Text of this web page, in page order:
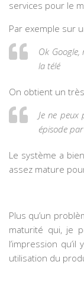
services pour le
Par exemple sur
Ok
la télé
On obtient un
Je ne peux
épisode
Le système a
assez mature
Plus qu’un
maturité qui, je
l’impression
utilisation du